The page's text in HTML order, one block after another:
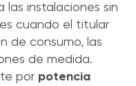
instalaciones sin
cuando el titular
de consumo, las
de medida.
por potencia